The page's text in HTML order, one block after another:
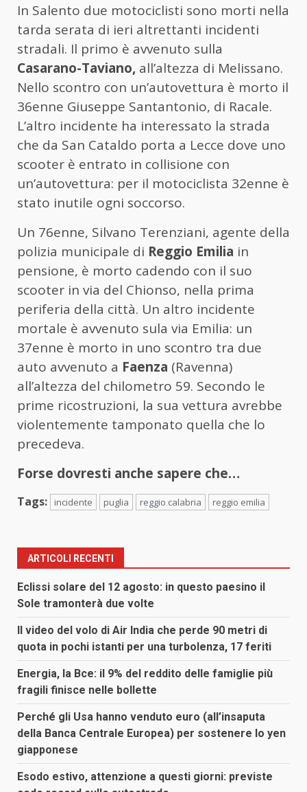
In Salento due motociclisti sono morti nella
tarda serata di ieri altrettanti incidenti
stradali. Il primo è avvenuto sulla
Casarano-Taviano, all’altezza di Melissano.
Nello scontro con un’autovettura è morto il
36enne Giuseppe Santantonio, di Racale.
L’altro incidente ha interessato la strada
che da San Cataldo porta a Lecce dove uno
scooter è entrato in collisione con
un’autovettura: per il motociclista 32enne è
stato inutile ogni soccorso.
Un 76enne, Silvano Terenziani, agente della
polizia municipale di Reggio Emilia in
pensione, è morto cadendo con il suo
scooter in via del Chionso, nella prima
periferia della città. Un altro incidente
mortale è avvenuto sula via Emilia: un
37enne è morto in uno scontro tra due
auto avvenuto a Faenza (Ravenna)
all’altezza del chilometro 59. Secondo le
prime ricostruzioni, la sua vettura avrebbe
violentemente tamponato quella che lo
precedeva.
Forse dovresti anche sapere che…
Tags: incidente puglia reggio calabria reggio emilia
ARTICOLI RECENTI
Eclissi solare del 12 agosto: in questo paesino il
Sole tramonterà due volte
Il video del volo di Air India che perde 90 metri di
quota in pochi istanti per una turbolenza, 17 feriti
Energia, la Bce: il 9% del reddito delle famiglie più
fragili finisce nelle bollette
Perché gli Usa hanno venduto euro (all’insaputa
della Banca Centrale Europea) per sostenere lo yen
giapponese
Esodo estivo, attenzione a questi giorni: previste